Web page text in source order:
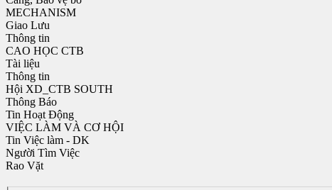
MECHANISM
Giao Lưu
Thông tin
CAO HỌC CTB
Tài liệu
Thông tin
Hội XD_CTB SOUTH
Thông Báo
Tin Hoạt Động
VIỆC LÀM VÀ CƠ HỘI
Tin Việc làm - DK
Người Tìm Việc
Rao Vặt